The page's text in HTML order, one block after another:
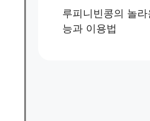
루피니빈콩의 놀
능과 이용법